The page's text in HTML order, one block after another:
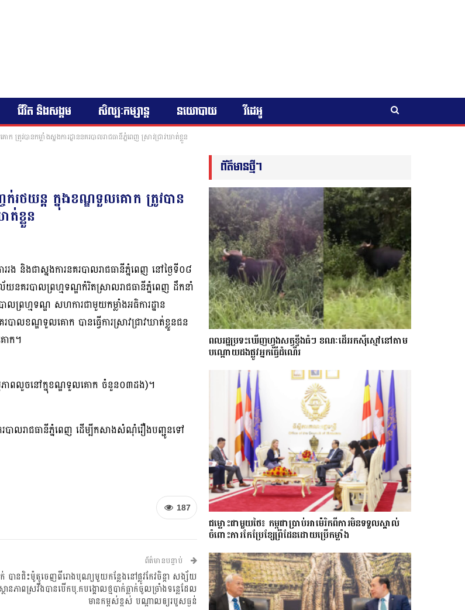
ជីវិត និងសង្គម សិល្បៈកម្សាន្ត នយោបាយ វីដេអូ
បានកម្លាំងស្នងការដ្ឋាននគរបាលរាជធានីភ្នំពេញ ស្រាវជ្រាវឃាត់ខ្លួន
ថយន្ត ក្នុងខណ្ឌទួលគោក ត្រូវបាន
ត់ខ្លួន
និងជាស្នងការនគរបាលរាជធានីភ្នំពេញ នៅថ្ងៃទី០៨
នគរបាលព្រហ្មទណ្ឌកំរិតស្រាលរាជធានីភ្នំពេញ ដឹកនាំ
ព្រហ្មទណ្ឌ សហការជាមួយកម្លាំងអធិការដ្ឋាន
ខណ្ឌទួលគោក បានធ្វើការស្រាវជ្រាវឃាត់ខ្លួនជន
ោក។
មភាពលួចនៅក្នុខណ្ឌទួលគោក ចំនួន០៣ដង)។
របាលរាជធានីភ្នំពេញ ដើម្បីកសាងសំណុំរឿងបញ្ជូនទៅ
187
ព័ត៌មានបន្ទាប់
ក់ បានជិះម៉ូតូចេញពីរោងបុណ្យមួយកន្លែងនៅផ្លូវកែវចិន្តា សង្ស័យ
ថានភាពស្រវឹងបានបើកបុ.កបង្គោលថ្មបាក់ធ្លាក់ចូលច្រាំងទន្លេដែល
មានកម្ពស់ខ្ពស់ បណ្តាលឲ្យរបួសធ្ងន់
ព័ត៌មានថ្មីៗ
ពលរដ្ឋប្រទះឃេីញហ្វូងសត្វខ្ទីងធំៗ ខណៈ​ដើររកស៊ីស្មៅនៅតាម
បណ្តោយ​ដងផ្លូវអ្នកធ្វើដំណើរ
ជម្លោះជាមួយថៃ៖ កម្ពុជាប្រាប់អាម៉េរិកពីការមិនទទួលស្គាល់
ចំពោះការកែប្រែខ្សែព្រំដែនដោយប្រើកម្លាំង